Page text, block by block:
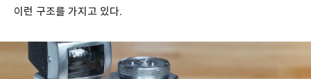
이런 구조를 가지고 있다.